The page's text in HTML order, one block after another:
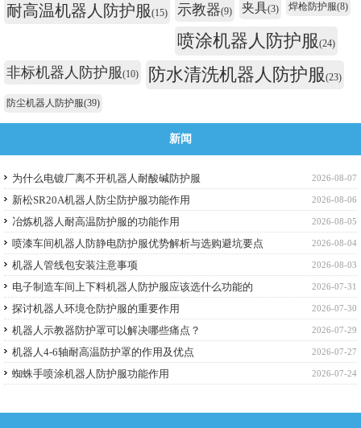
耐高温机器人防护服(15) 示教器(9) 夹具(3) 焊枪防护服(8)
喷涂机器人防护服(24)
非标机器人防护服(10) 防水清洗机器人防护服(23)
防尘机器人防护服(39)
新闻
2026-08-07
为什么电镀厂离不开机器人耐酸碱防护服
2026-08-06
新松SR20A机器人防尘防护服功能作用
2026-08-05
冶炼机器人耐高温防护服的功能作用
2026-08-04
喷漆车间机器人防静电防护服优势解析与选购避坑要点
2026-08-03
机器人管线包安装注意事项
2026-07-31
电子制造车间上下料机器人防护服应该选什么功能的
2026-07-30
探讨机器人环境仓防护服的重要作用
2026-07-29
机器人示教器防护罩可以解决哪些痛点？
2026-07-27
机器人4-6轴耐高温防护罩的作用及优点
2026-07-24
蜘蛛手喷涂机器人防护服功能作用